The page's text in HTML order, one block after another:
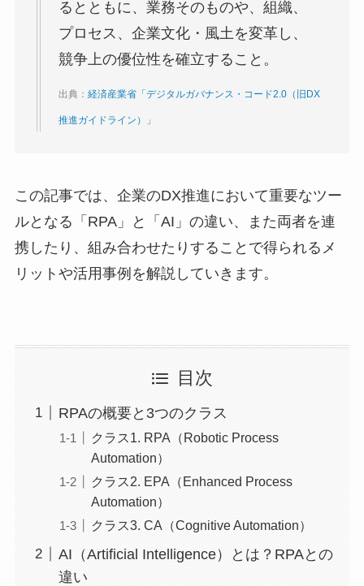
るとともに、業務そのものや、組織、
プロセス、企業文化・風土を変革し、
競争上の優位性を確立すること。
出典： 経済産業省「デジタルガバナンス・コード2.0（旧DX
推進ガイドライン）」
この記事では、企業のDX推進において重要なツー
ルとなる「RPA」と「AI」の違い、また両者を連
携したり、組み合わせたりすることで得られるメ
リットや活用事例を解説していきます。
目次
RPAの概要と3つのクラス
クラス1. RPA（Robotic Process
Automation）
クラス2. EPA（Enhanced Process
Automation）
クラス3. CA（Cognitive Automation）
AI（Artificial Intelligence）とは？RPAとの
違い